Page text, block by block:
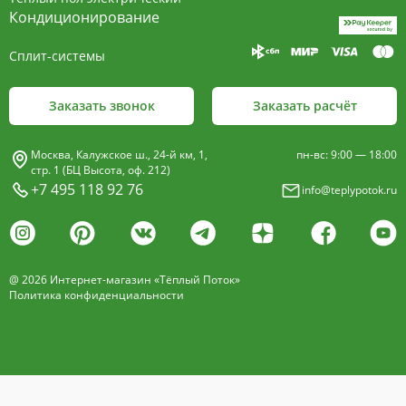
пластины, покрыт износостойким порошковым
покрытием чёрного цвета.
- изготавливается двух типов: рулонная и
анодированный алюминий четырёх цветов -
золото, бронза, чёрный, серебро (без доплат)
дерево – дуб натуральный
нержавеющая сталь
Кондиционирование
Сплит-системы
Заказать звонок Заказать расчёт
Москва, Калужское ш., 24-й км, 1,
стр. 1 (БЦ Высота, оф. 212)
+7 495 118 92 76
пн-вс: 9:00 — 18:00
info@teplypotok.ru
@ 2026 Интернет-магазин «Тёплый Поток»
Политика конфиденциальности